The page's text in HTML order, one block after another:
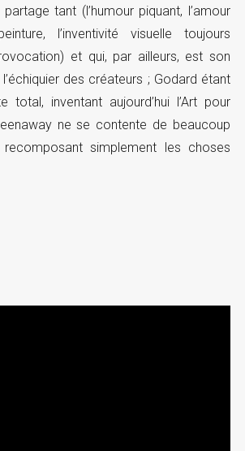
tant (l’humour piquant, l’amour
l’inventivité visuelle toujours
et qui, par ailleurs, est son
des créateurs ; Godard étant
total, inventant aujourd’hui l’Art pour
ne se contente de beaucoup
simplement les choses